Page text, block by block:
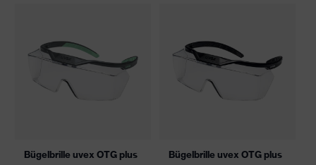
Bügelbrille uvex OTG plus Bügelbrille uvex OTG plus